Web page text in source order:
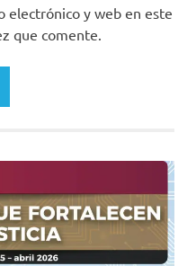
electrónico y web en este
que comente.